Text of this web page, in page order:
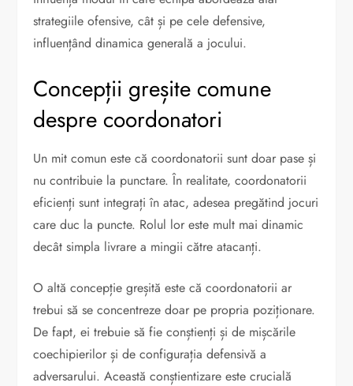
strategiile ofensive, cât și pe cele defensive,
influențând dinamica generală a jocului.
Concepții greșite comune
despre coordonatori
Un mit comun este că coordonatorii sunt doar pase și
nu contribuie la punctare. În realitate, coordonatorii
eficienți sunt integrați în atac, adesea pregătind jocuri
care duc la puncte. Rolul lor este mult mai dinamic
decât simpla livrare a mingii către atacanți.
O altă concepție greșită este că coordonatorii ar
trebui să se concentreze doar pe propria poziționare.
De fapt, ei trebuie să fie conștienți și de mișcările
coechipierilor și de configurația defensivă a
adversarului. Această conștientizare este crucială